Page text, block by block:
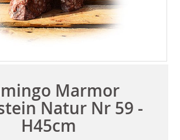
Marmor
Natur Nr 59 -
H45cm